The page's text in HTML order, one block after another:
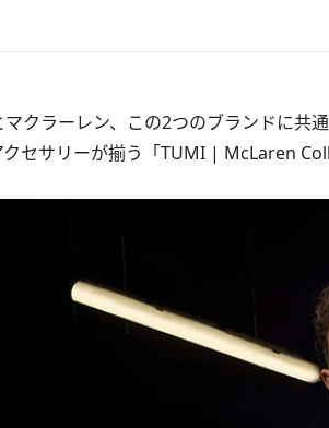
クラーレン、この2つのブランドに共
クセサリーが揃う「TUMI | McLaren